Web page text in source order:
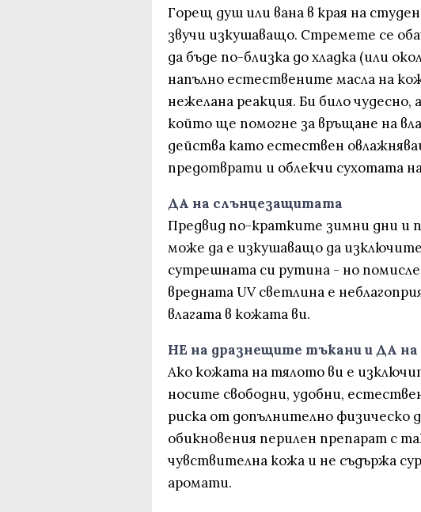
Горещ душ или вана в края на
звучи изкушаващо. Стремете се
да бъде по-близка до хладка (или
напълно естествените масла на
нежелана реакция. Би било
който ще помогне за връщане на
действа като естествен
предотврати и облекчи сухотата
ДА на слънцезащитата
Предвид по-кратките зимни дни и
може да е изкушаващо да
сутрешната си рутина - но
вредната UV светлина е
влагата в кожата ви.
НЕ на дразнещите тъкани и ДА на
Ако кожата на тялото ви е
носите свободни, удобни,
риска от допълнително физическо
обикновения перилен препарат с
чувствителна кожа и не съдържа
аромати.